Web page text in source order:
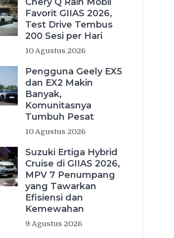
Favorit GIIAS 2026,
Test Drive Tembus
200 Sesi per Hari
10 Agustus 2026
Pengguna Geely EX5
dan EX2 Makin
Banyak,
Komunitasnya
Tumbuh Pesat
10 Agustus 2026
Suzuki Ertiga Hybrid
Cruise di GIIAS 2026,
MPV 7 Penumpang
yang Tawarkan
Efisiensi dan
Kemewahan
9 Agustus 2026